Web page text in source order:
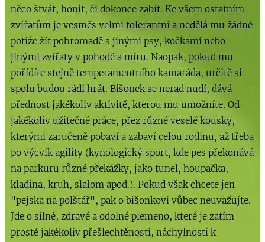
něco štvát, honit, či dokonce zabít. Ke všem ostatním
zvířatům je vesměs velmi tolerantní a nedělá mu žádné
potíže žít pohromadě s jinými psy, kočkami nebo
jinými zvířaty v pohodě a míru. Naopak, pokud mu
pořídíte stejně temperamentního kamaráda, určitě si
spolu budou rádi hrát. Bišonek se nerad nudí, dává
přednost jakékoliv aktivitě, kterou mu umožníte. Od
jakékoliv užitečné práce, přez různé veselé kousky,
kterými zaručeně pobaví a zabaví celou rodinu, až třeba
po výcvik agility (kynologický sport, kde pes překonává
na parkuru různé překážky, jako tunel, houpačka,
kladina, kruh, slalom apod.). Pokud však chcete jen
"pejska na polštář", pak o bišonkovi vůbec neuvažujte.
Jde o silné, zdravé a odolné plemeno, které je zatím
prosté jakékoliv přešlechtěnosti, náchylnosti k